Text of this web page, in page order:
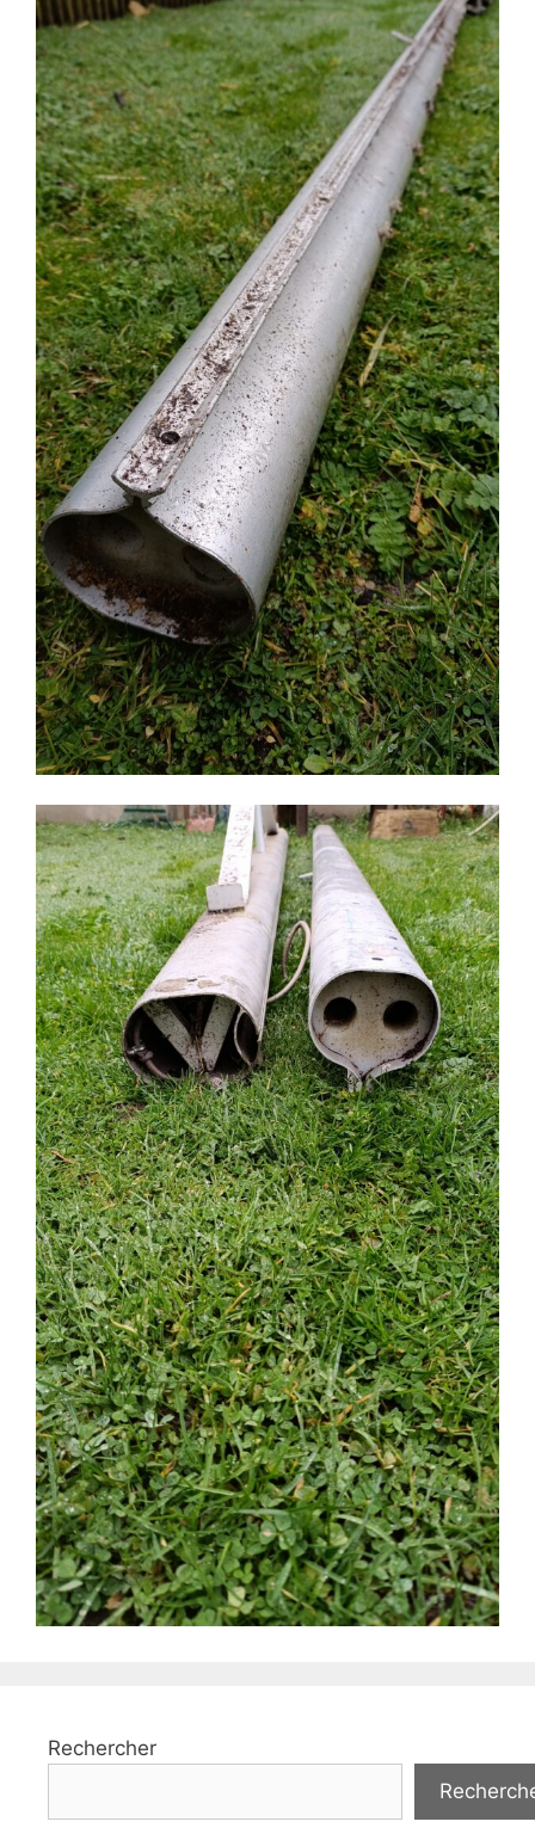
Rechercher